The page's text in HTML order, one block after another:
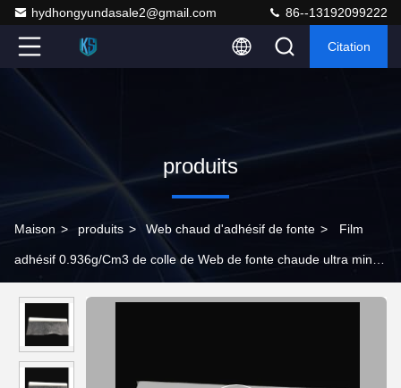
hydhongyundasale2@gmail.com 86--13192099222
Citation
produits
Maison > produits > Web chaud d'adhésif de fonte > Film
adhésif 0.936g/Cm3 de colle de Web de fonte chaude ultra mince